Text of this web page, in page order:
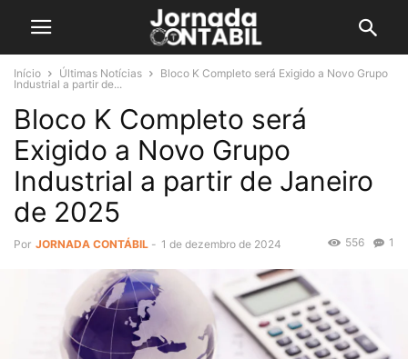
Início Últimas Notícias
Bloco K Completo será Exigido a Novo Grupo
Industrial a partir de...
Bloco K Completo será
Exigido a Novo Grupo
Industrial a partir de Janeiro
de 2025
Por JORNADA CONTÁBIL - 1 de dezembro de 2024 1
556